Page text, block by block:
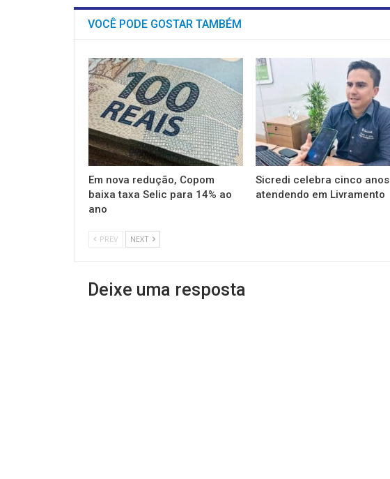
VOCÊ PODE GOSTAR TAMBÉM
Em nova redução, Copom
baixa taxa Selic para 14% ao
ano
Sicredi celebra cinco anos
atendendo em Livramento
PREV NEXT
Deixe uma resposta